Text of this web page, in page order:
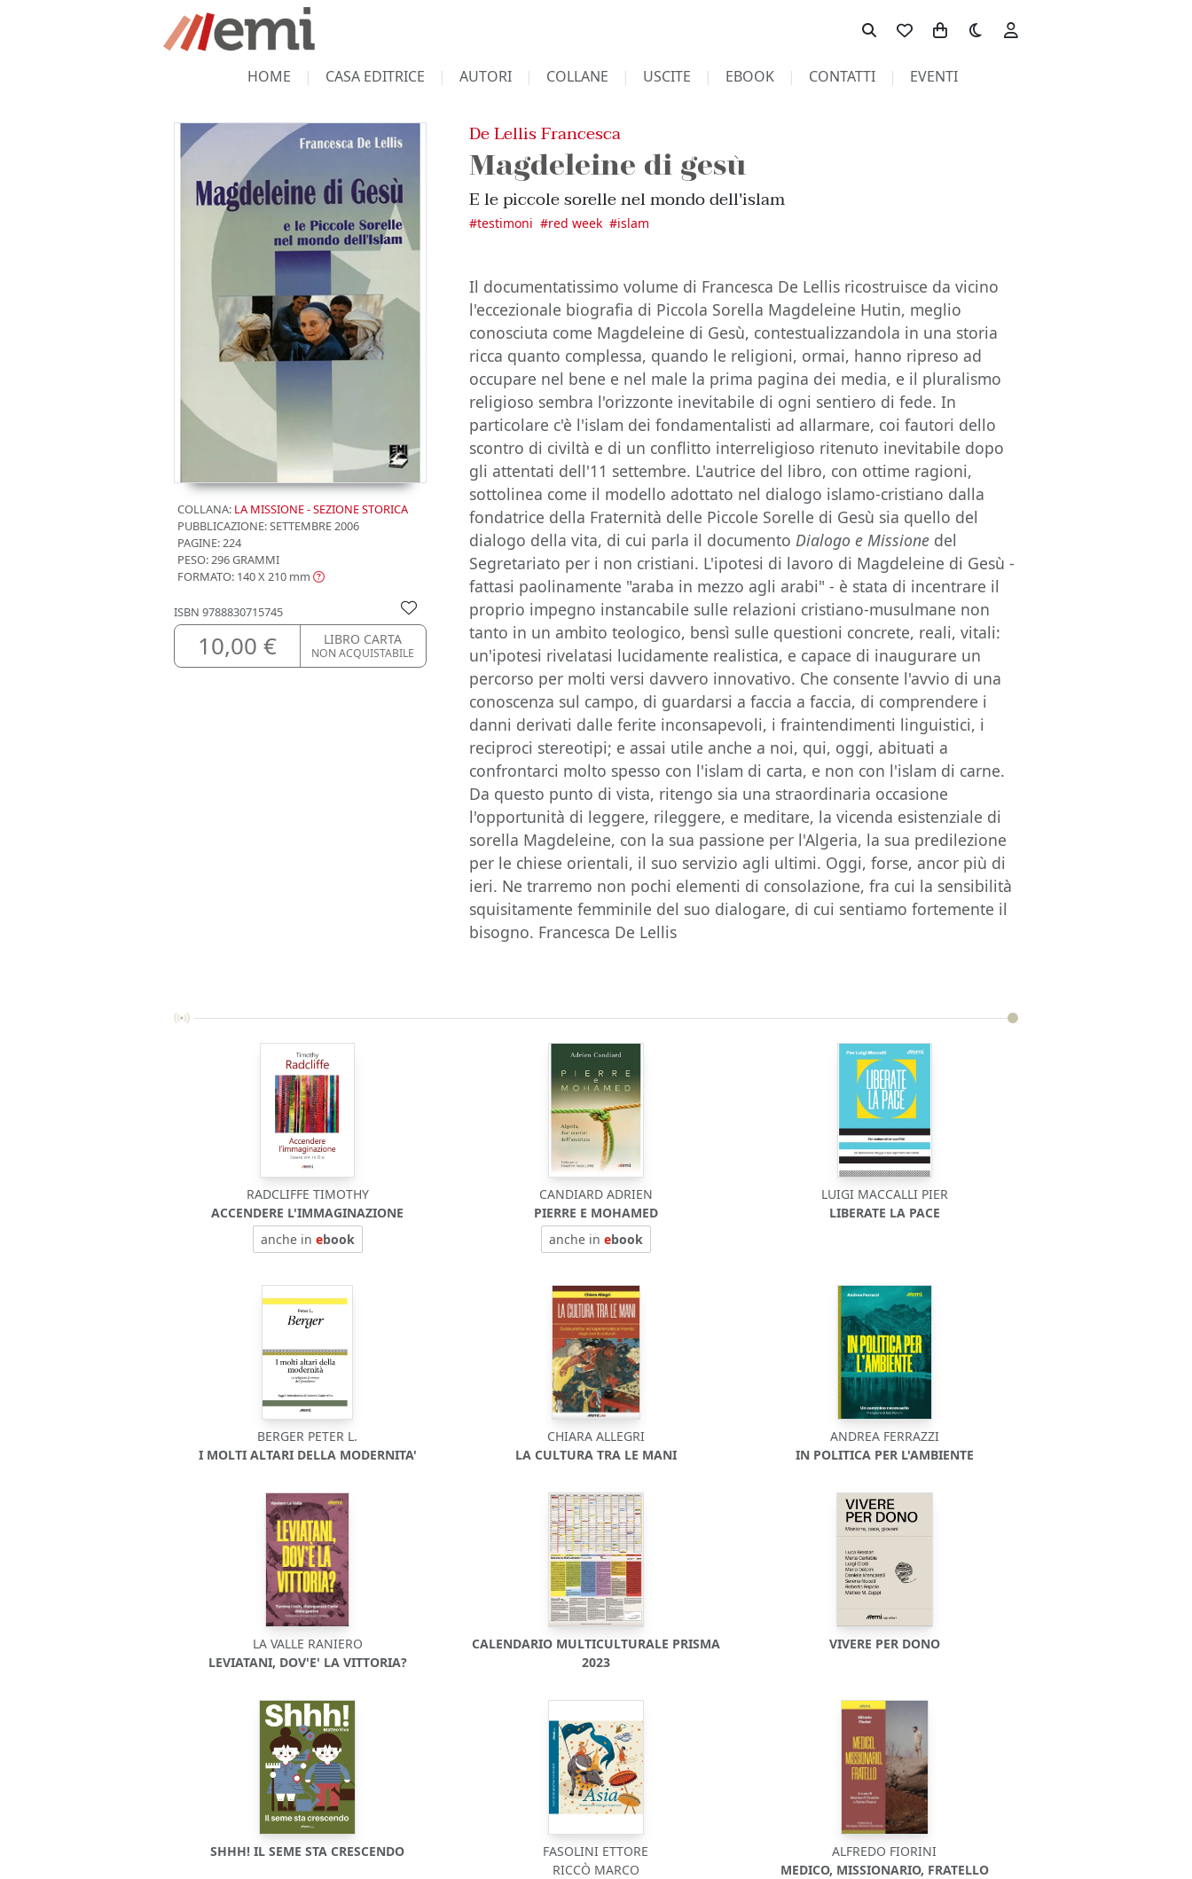
Toggle theme
HOME CASA EDITRICE AUTORI COLLANE USCITE EBOOK CONTATTI EVENTI
COLLANA: LA MISSIONE - SEZIONE STORICA
PUBBLICAZIONE:SETTEMBRE 2006
PAGINE: 224
PESO: 296 GRAMMI
FORMATO: 140 X 210 mm
ISBN 9788830715745
10,00 € LIBRO CARTA
NON ACQUISTABILE
De Lellis Francesca
Magdeleine di gesù
E le piccole sorelle nel mondo dell'islam
#testimoni #red week #islam
Il documentatissimo volume di Francesca De Lellis ricostruisce da vicino
l'eccezionale biografia di Piccola Sorella Magdeleine Hutin, meglio
conosciuta come Magdeleine di Gesù, contestualizzandola in una storia
ricca quanto complessa, quando le religioni, ormai, hanno ripreso ad
occupare nel bene e nel male la prima pagina dei media, e il pluralismo
religioso sembra l'orizzonte inevitabile di ogni sentiero di fede. In
particolare c'è l'islam dei fondamentalisti ad allarmare, coi fautori dello
scontro di civiltà e di un conflitto interreligioso ritenuto inevitabile dopo
gli attentati dell'11 settembre. L'autrice del libro, con ottime ragioni,
sottolinea come il modello adottato nel dialogo islamo-cristiano dalla
fondatrice della Fraternità delle Piccole Sorelle di Gesù sia quello del
dialogo della vita, di cui parla il documentoDialogo e Missione del
Segretariato per i non cristiani. L'ipotesi di lavoro di Magdeleine di Gesù -
fattasi paolinamente "araba in mezzo agli arabi" - è stata di incentrare il
proprio impegno instancabile sulle relazioni cristiano-musulmane non
tanto in un ambito teologico, bensì sulle questioni concrete, reali, vitali:
un'ipotesi rivelatasi lucidamente realistica, e capace di inaugurare un
percorso per molti versi davvero innovativo. Che consente l'avvio di una
conoscenza sul campo, di guardarsi a faccia a faccia, di comprendere i
danni derivati dalle ferite inconsapevoli, i fraintendimenti linguistici, i
reciproci stereotipi; e assai utile anche a noi, qui, oggi, abituati a
confrontarci molto spesso con l'islam di carta, e non con l'islam di carne.
Da questo punto di vista, ritengo sia una straordinaria occasione
l'opportunità di leggere, rileggere, e meditare, la vicenda esistenziale di
sorella Magdeleine, con la sua passione per l'Algeria, la sua predilezione
per le chiese orientali, il suo servizio agli ultimi. Oggi, forse, ancor più di
ieri. Ne trarremo non pochi elementi di consolazione, fra cui la sensibilità
squisitamente femminile del suo dialogare, di cui sentiamo fortemente il
bisogno. Francesca De Lellis
RADCLIFFE TIMOTHY
ACCENDERE L'IMMAGINAZIONE
anche in ebook
CANDIARD ADRIEN
PIERRE E MOHAMED
anche in ebook
LUIGI MACCALLI PIER
LIBERATE LA PACE
BERGER PETER L.
I MOLTI ALTARI DELLA MODERNITA'
CHIARA ALLEGRI
LA CULTURA TRA LE MANI
ANDREA FERRAZZI
IN POLITICA PER L'AMBIENTE
LA VALLE RANIERO
LEVIATANI, DOV'E' LA VITTORIA?
CALENDARIO MULTICULTURALE PRISMA
2023
VIVERE PER DONO
SHHH! IL SEME STA CRESCENDO
FASOLINI ETTORE
RICCÒ MARCO
ALFREDO FIORINI
MEDICO, MISSIONARIO, FRATELLO